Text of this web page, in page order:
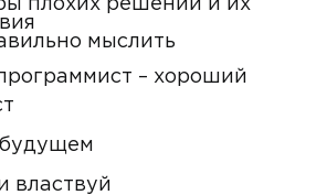
плохих решений и их
мыслить
– хороший
властвуй